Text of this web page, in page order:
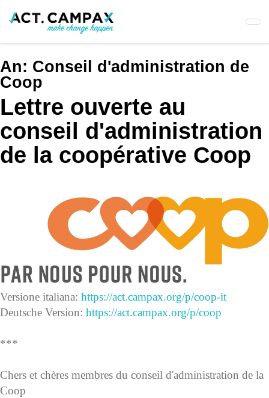
An: Conseil d'administration de
Coop
Lettre ouverte au
conseil d'administration
de la coopérative Coop
Versione italiana: https://act.campax.org/p/coop-it
Deutsche Version: https://act.campax.org/p/coop
***
Chers et chères membres du conseil d'administration de la
Coop